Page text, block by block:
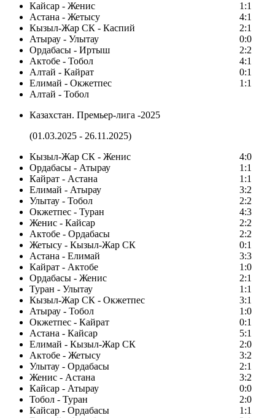
Кайсар - Женис
1:1
Астана - Жетысу
4:1
Кызыл-Жар СК - Каспий
2:1
Атырау - Улытау
0:0
Ордабасы - Иртыш
2:2
Актобе - Тобол
4:1
Алтай - Кайрат
0:1
Елимай - Окжетпес
1:1
Алтай - Тобол
Казахстан. Премьер-лига -2025
(01.03.2025 - 26.11.2025)
Кызыл-Жар СК - Женис
4:0
Ордабасы - Атырау
1:1
Кайрат - Астана
1:1
Елимай - Атырау
3:2
Улытау - Тобол
2:2
Окжетпес - Туран
4:3
Женис - Кайсар
2:2
Актобе - Ордабасы
2:2
Жетысу - Кызыл-Жар СК
0:1
Астана - Елимай
3:3
Кайрат - Актобе
1:0
Ордабасы - Женис
2:1
Туран - Улытау
1:1
Кызыл-Жар СК - Окжетпес
3:1
Атырау - Тобол
1:0
Окжетпес - Кайрат
0:1
Астана - Кайсар
5:1
Елимай - Кызыл-Жар СК
2:0
Актобе - Жетысу
3:2
Улытау - Ордабасы
2:1
Женис - Астана
3:2
Кайсар - Атырау
0:0
Тобол - Туран
2:0
Кайсар - Ордабасы
1:1